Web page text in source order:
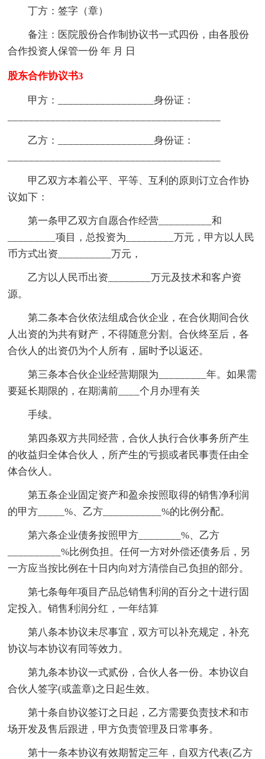
丁方：签字（章）
备注：医院股份合作制协议书一式四份，由各股份
合作投资人保管一份 年 月 日
股东合作协议书3
甲方：__________________身份证：
乙方：__________________身份证：
甲乙双方本着公平、平等、互利的原则订立合作协
议如下：
第一条甲乙双方自愿合作经营__________和
_________项目，总投资为_________万元，甲方以人民
币方式出资__________万元，
乙方以人民币出资________万元及技术和客户资
源。
第二条本合伙依法组成合伙企业，在合伙期间合伙
人出资的为共有财产，不得随意分割。合伙终至后，各
合伙人的出资仍为个人所有，届时予以返还。
第三条本合伙企业经营期限为_________年。如果需
要延长期限的，在期满前____个月办理有关
手续。
第四条双方共同经营，合伙人执行合伙事务所产生
的收益归全体合伙人，所产生的亏损或者民事责任由全
体合伙人。
第五条企业固定资产和盈余按照取得的销售净利润
的甲方_____%、乙方___________%的比例分配。
第六条企业债务按照甲方________%、乙方
__________%比例负担。任何一方对外偿还债务后，另
一方应当按比例在十日内向对方清偿自己负担的部分。
第七条每年项目产品总销售利润的百分之十进行固
定投入。销售利润分红，一年结算
第八条本协议未尽事宜，双方可以补充规定，补充
协议与本协议有同等效力。
第九条本协议一式贰份，合伙人各一份。本协议自
合伙人签字(或盖章)之日起生效。
第十条自协议签订之日起，乙方需要负责技术和市
场开发及售后跟进，甲方负责管理及日常事务。
第十一条本协议有效期暂定三年，自双方代表(乙方